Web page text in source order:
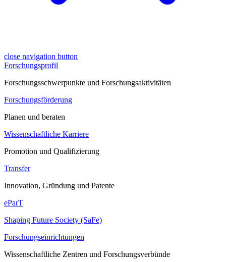
close navigation button
Forschungsprofil
Forschungsschwerpunkte und Forschungsaktivitäten
Forschungsförderung
Planen und beraten
Wissenschaftliche Karriere
Promotion und Qualifizierung
Transfer
Innovation, Gründung und Patente
eParT
Shaping Future Society (SaFe)
Forschungseinrichtungen
Wissenschaftliche Zentren und Forschungsverbünde